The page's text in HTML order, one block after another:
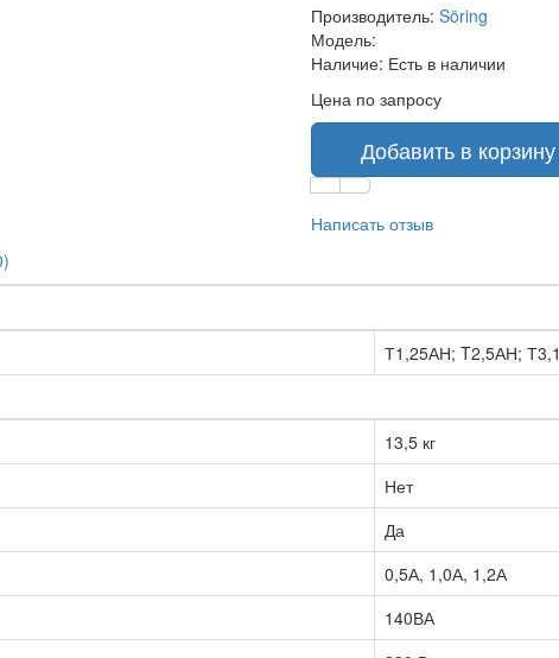
Производитель: Söring
Модель:
Наличие: Есть в наличии
Цена по запросу
Добавить в корзину
Написать отзыв
Т1,25АН; T2,5АН;
13,5 кг
Нет
Да
0,5А, 1,0А, 1,2А
140ВА